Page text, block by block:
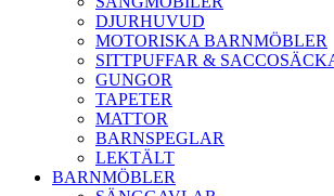
DJURHUVUD
MOTORISKA BARNMÖBLER
SITTPUFFAR &
GUNGOR
TAPETER
MATTOR
BARNSPEGLAR
LEKTÄLT
BARNMÖBLER